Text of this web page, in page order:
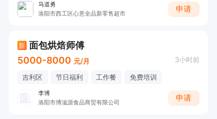
马道勇
洛阳市西工区心意全品新零售超市
申请
新 面包烘焙师傅
5000-8000 元/月 3小时前
吉利区 节日福利 工作餐 免费培训
李博
洛阳市博滋源食品商贸有限公司
申请